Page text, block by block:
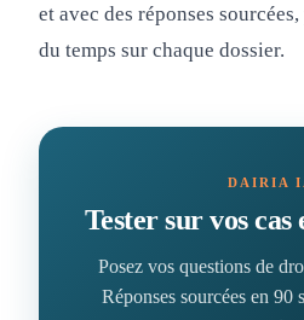
et avec des réponses
du temps sur chaque dossier.
DAIRIA
Tester sur vos
Posez vos questions de
Réponses sourcées en 90